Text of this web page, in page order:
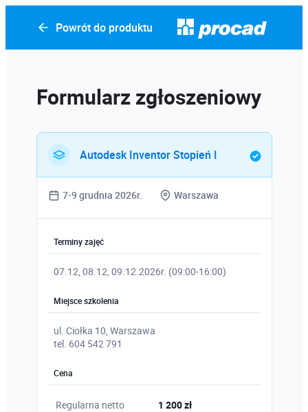
Powrót do produktu
Formularz zgłoszeniowy
Autodesk Inventor Stopień I
7-9 grudnia 2026r. Warszawa
Terminy zajęć
07.12, 08.12, 09.12.2026r. (09:00-16:00)
Miejsce szkolenia
ul. Ciołka 10, Warszawa
tel. 604 542 791
Cena
Regularna netto
1 200 zł